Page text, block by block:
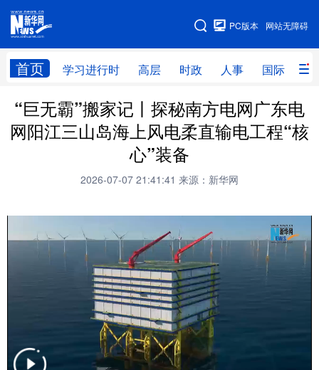
网站无障碍
PC版本
首页 学习进行时 高层 时政 人事 国际 财
网站地图
学习进行时 高层 时政 人事
国际 财经 网评 港澳
思客智库 全球连线
军事
视频 图片 政务
中央文件 金融 汽车
人居 信息化
学术中国 乡村振兴 银龄
“巨无霸”搬家记丨探秘南方电网广东电
网阳江三山岛海上风电柔直输电工程“核
心”装备
2026-07-07 21:41:41 来源：新华网